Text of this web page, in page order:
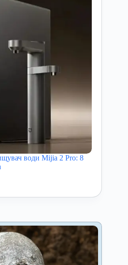
води Mijia 2 Pro: 8